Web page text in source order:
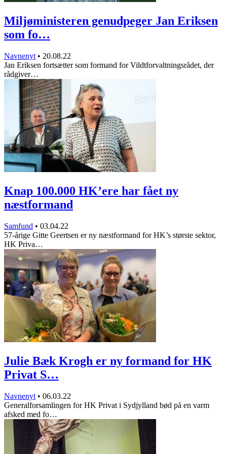
Miljøministeren genudpeger Jan Eriksen
som fo…
Navnenyt • 20.08.22
Jan Eriksen fortsætter som formand for Vildtforvaltningsrådet, der
rådgiver…
Knap 100.000 HK’ere har fået ny
næstformand
Samfund • 03.04.22
57-årige Gitte Geertsen er ny næstformand for HK’s største sektor,
HK Priva…
Julie Bæk Krogh er ny formand for HK
Privat S…
Navnenyt • 06.03.22
Generalforsamlingen for HK Privat i Sydjylland bød på en varm
afsked med fo…